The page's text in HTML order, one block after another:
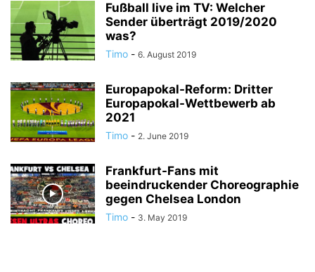
Fußball live im TV: Welcher
Sender überträgt 2019/2020
was?
Timo - 6. August 2019
Europapokal-Reform: Dritter
Europapokal-Wettbewerb ab
2021
Timo - 2. June 2019
Frankfurt-Fans mit
beeindruckender Choreographie
gegen Chelsea London
Timo - 3. May 2019